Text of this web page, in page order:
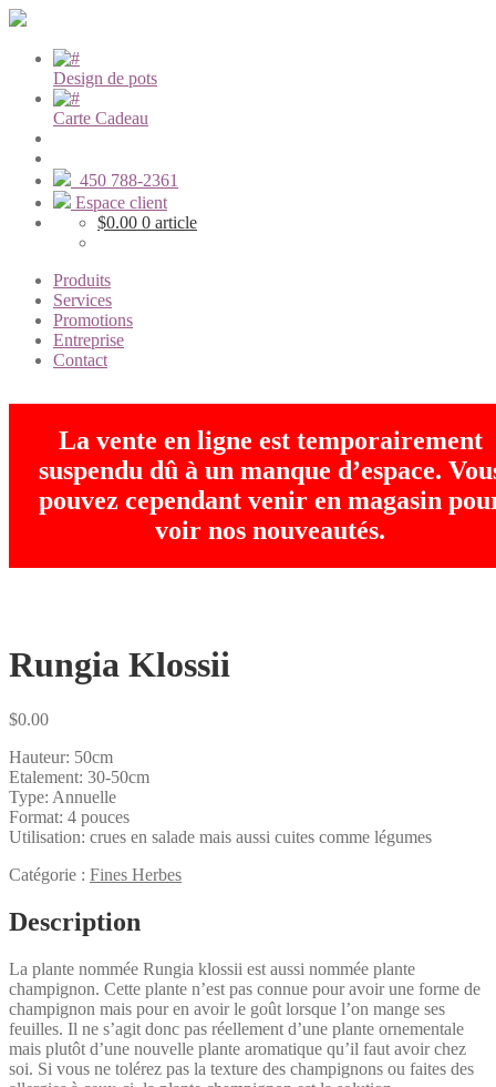
Design de pots
Carte Cadeau
450 788-2361
Espace client
$0.00 0 article
Produits
Services
Promotions
Entreprise
Contact
La vente en ligne est temporairement
suspendu dû à un manque d’espace.
pouvez cependant venir en magasin
voir nos nouveautés.
Rungia Klossii
$0.00
Hauteur: 50cm
Etalement: 30-50cm
Type: Annuelle
Format: 4 pouces
Utilisation: crues en salade mais aussi cuites comme légumes
Catégorie : Fines Herbes
Description
La plante nommée Rungia klossii est aussi nommée plante
champignon. Cette plante n’est pas connue pour avoir une forme de
champignon mais pour en avoir le goût lorsque l’on mange ses
feuilles. Il ne s’agit donc pas réellement d’une plante ornementale
mais plutôt d’une nouvelle plante aromatique qu’il faut avoir chez
soi. Si vous ne tolérez pas la texture des champignons ou faites des